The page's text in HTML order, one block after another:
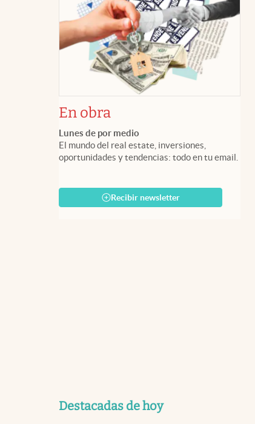
En obra
Lunes de por medio
El mundo del real estate, inversiones,
oportunidades y tendencias: todo en tu email.
Recibir newsletter
Destacadas de hoy